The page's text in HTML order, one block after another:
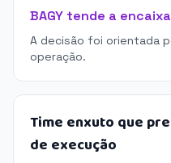
BAGY tende a
A decisão foi orientada
operação.
Time enxuto que
de execução